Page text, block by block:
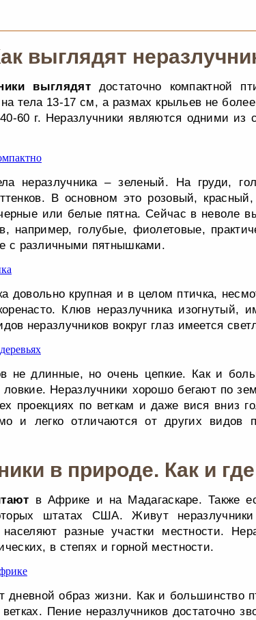
выглядят
выглядятдостаточно компактной
тела 13-17 см, а размах крыльев не
60 г. Неразлучники являются одними из
неразлучника – зеленый. На груди,
В основном это розовый,
или белые пятна. Сейчас в неволе
например, голубые, фиолетовые,
с различными пятнышками.
довольно крупная и в целом птичка,
Клюв неразлучника изогнутый,
неразлучников вокруг глаз имеется
не длинные, но очень цепкие. Как и
Неразлучники хорошо бегают по
проекциях по веткам и даже вися вниз
и легко отличаются от других видов
в природе. Как и
в Африке и на Мадагаскаре. Также
штатах США. Живут
разные участки местности.
в степях и горной местности.
дневной образ жизни. Как и большинство
Пение неразлучников достаточно